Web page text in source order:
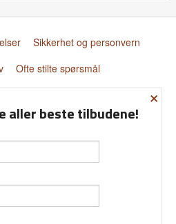
Sikkerhet og personvern
Ofte stilte spørsmål
bruker cookies slik at
×
aller beste tilbudene!